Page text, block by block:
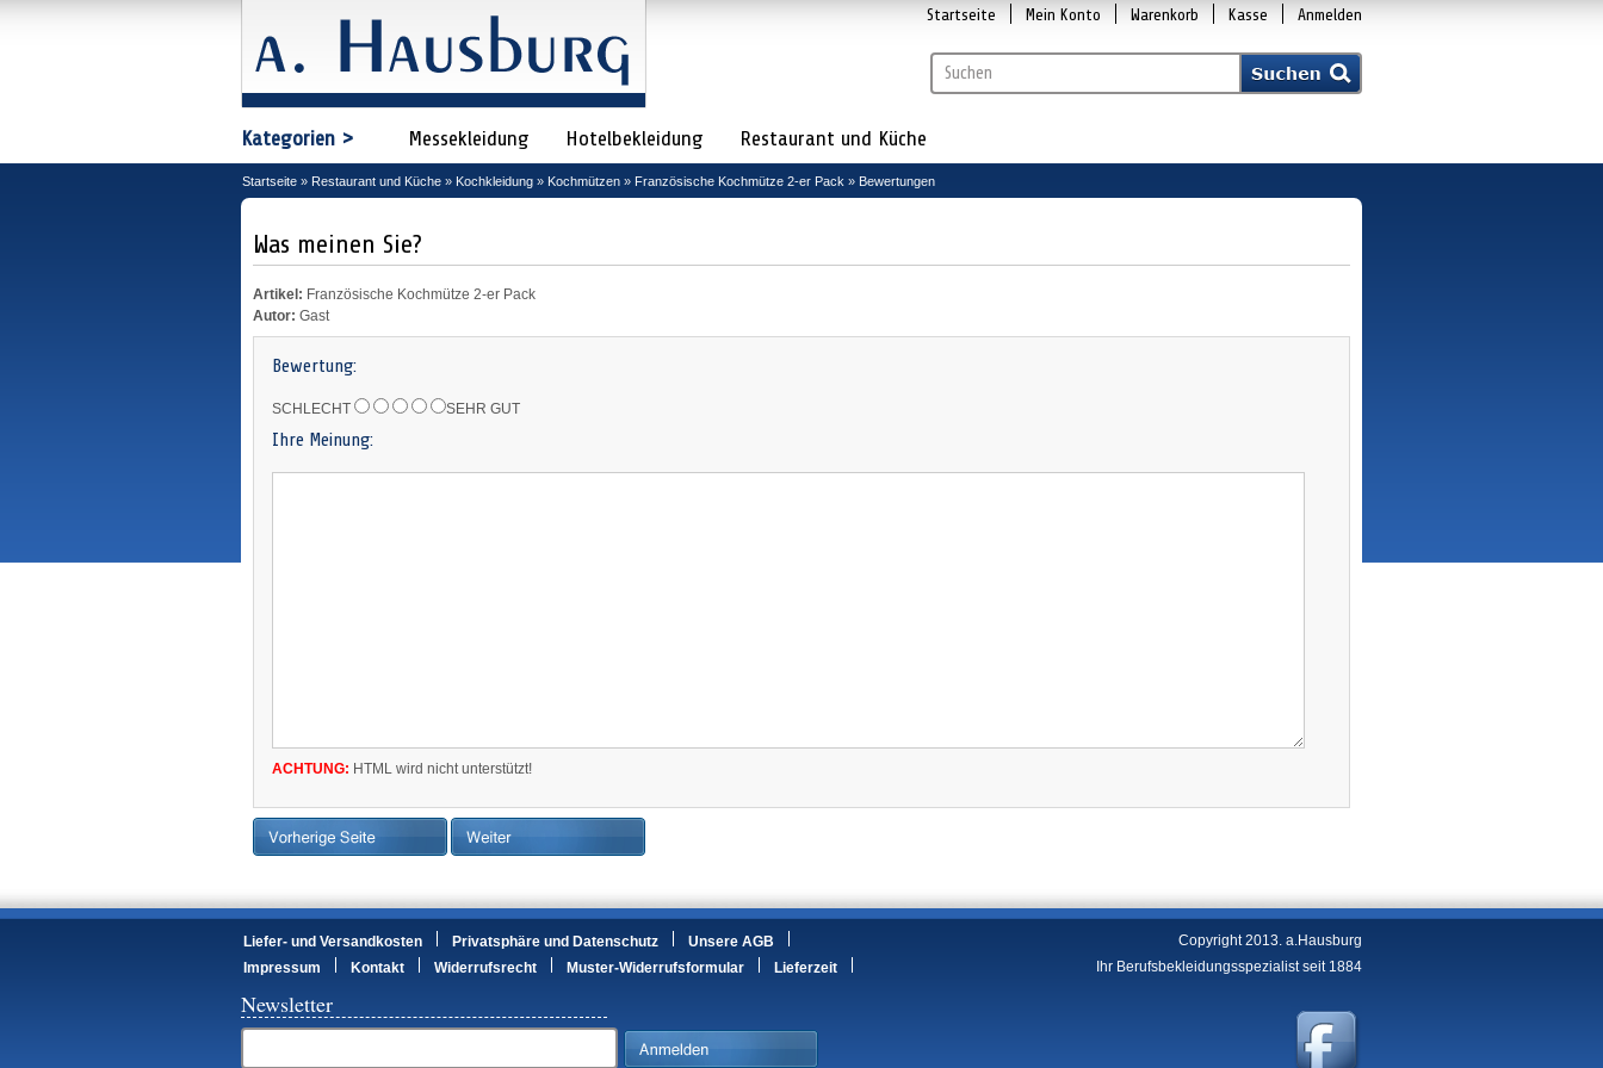
Startseite Mein Konto Warenkorb Kasse Anmelden
Kategorien > Messekleidung Hotelbekleidung Restaurant und Küche
Startseite » Restaurant und Küche » Kochkleidung » Kochmützen » Französische Kochmütze 2-er Pack » Bewertungen
Was meinen Sie?
Artikel: Französische Kochmütze 2-er Pack
Autor: Gast
Bewertung:
SCHLECHT SEHR GUT
Ihre Meinung:
ACHTUNG: HTML wird nicht unterstützt!
Liefer- und Versandkosten Privatsphäre und Datenschutz
Unsere AGB
Impressum
Kontakt Widerrufsrecht Muster-Widerrufsformular Lieferzeit
Copyright 2013. a.Hausburg
Ihr Berufsbekleidungsspezialist seit 1884
Newsletter